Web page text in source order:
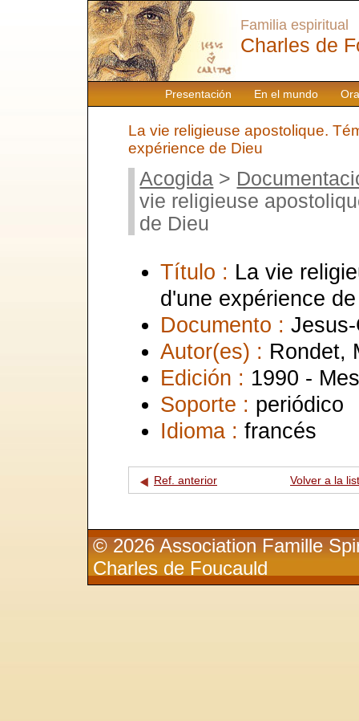
Presentación En el mundo
Familia espiritual
Charles de
La vie religieuse apostolique.
expérience de Dieu
Acogida >
vie religieuse
de Dieu
Título : La vie
d'une expérience
Documento :
Autor(es) : Rondet,
Edición : 1990 -
Soporte : periódico
Idioma : francés
Ref. anterior Volver a la
© 2026 Association Famille
Charles de Foucauld